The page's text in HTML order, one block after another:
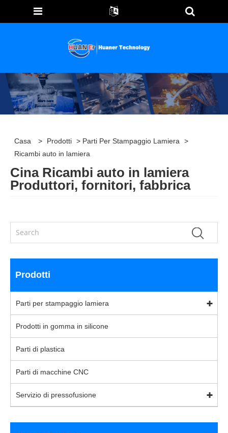
Casa > Prodotti > Parti Per Stampaggio Lamiera
>
Ricambi auto in lamiera
Cina Ricambi auto in lamiera
Produttori, fornitori, fabbrica
Prodotti
Parti per stampaggio lamiera
Prodotti in gomma in silicone
Parti di plastica
Parti di macchine CNC
Servizio di pressofusione